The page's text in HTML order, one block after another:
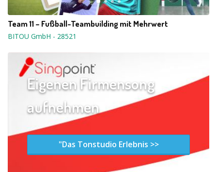
Team 11 – Fußball-Teambuilding mit Mehrwert
BITOU GmbH - 28521
Eigenen Firmensong
aufnehmen
"Das Tonstudio Erlebnis >>